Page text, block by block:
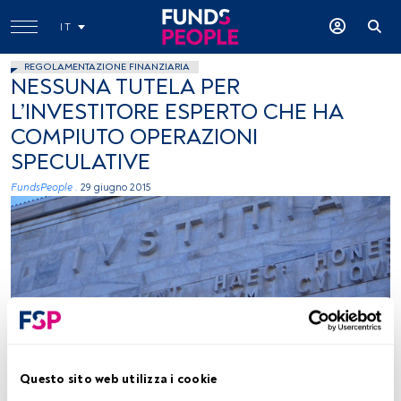
Questo sito web utilizza i cookie
IT
REGOLAMENTAZIONE FINANZIARIA
NESSUNA TUTELA PER
L’INVESTITORE ESPERTO CHE HA
COMPIUTO OPERAZIONI
SPECULATIVE
FundsPeople . 29 giugno 2015